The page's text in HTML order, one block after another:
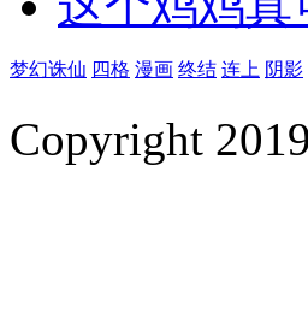
梦幻诛仙 四格 漫画 终结 连上 阴影
Copyright 2019